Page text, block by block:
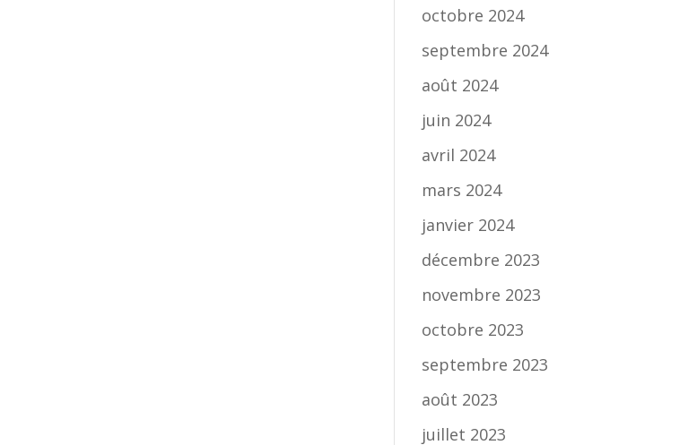
octobre 2024
septembre 2024
août 2024
juin 2024
avril 2024
mars 2024
janvier 2024
décembre 2023
novembre 2023
octobre 2023
septembre 2023
août 2023
juillet 2023